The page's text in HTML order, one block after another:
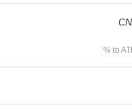
% to
构建dApps和集成的工具，促进
种应用，包括允许用户管理其
易的市场。此外，JEJE可能提
励，以鼓励用户参与生态系统，
关吗？